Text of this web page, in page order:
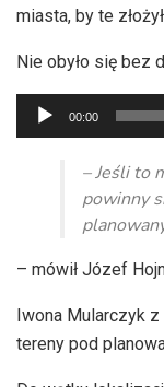
miasta, by te
Nie obyło się bez
Odtwarzacz
plików
dźwiękowych
00:00
– Jeśli to
powinny
– mówił Józef
Iwona Mularczyk
tereny pod